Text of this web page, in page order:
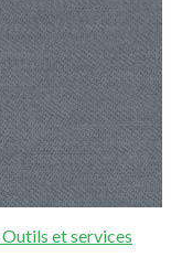
Outils et services